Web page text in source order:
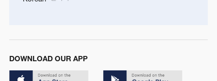
DOWNLOAD OUR APP